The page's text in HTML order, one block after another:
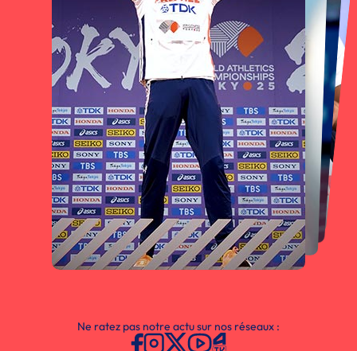
Ne ratez pas notre actu sur nos réseaux :